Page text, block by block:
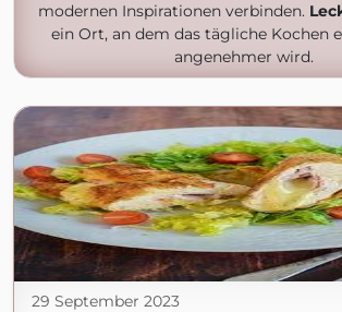
modernen Inspirationen verbinden.
ein Ort, an dem das tägliche Kochen
angenehmer wird.
29 September 2023